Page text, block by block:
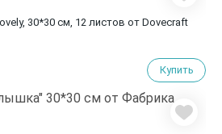
30*30 см, 12 листов от Dovecraft
Купить